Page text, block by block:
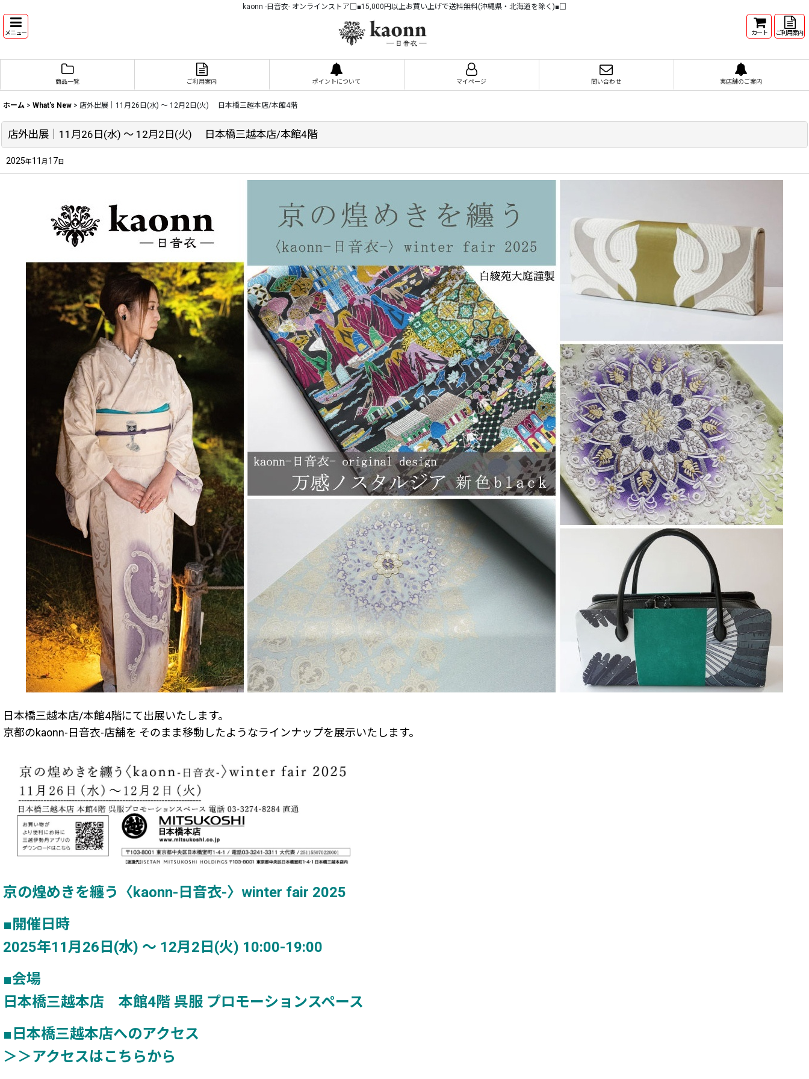
kaonn -日音衣- オンラインストア□■15,000円以上お買い上げで送料無料(沖縄県・北海道を除く)■□
メニュー カート ご利用案内
商品一覧 ご利用案内 ポイントについて マイページ 問い合わせ 実店舗のご案内
ホーム > What's New > 店外出展｜11月26日(水) 〜 12月2日(火) 日本橋三越本店/本館4階
店外出展｜11月26日(水) 〜 12月2日(火) 日本橋三越本店/本館4階
2025年11 月 17日
日本橋三越本店/本館4階にて出展いたします。
京都のkaonn-日音衣-店舗を そのまま移動したようなラインナップを展示いたします。
京の煌めきを纏う〈kaonn-日音衣-〉winter fair 2025
■開催日時
2025年11月26日(水) 〜 12月2日(火) 10:00-19:00
■会場
日本橋三越本店 本館4階 呉服 プロモーションスペース
■日本橋三越本店へのアクセス
＞＞アクセスはこちらから